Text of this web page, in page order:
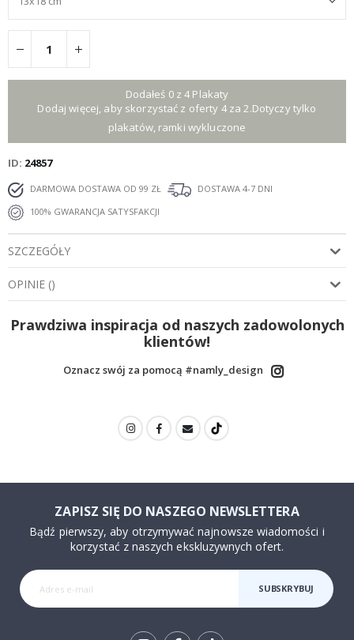
Dodałeś 0 z 4 Plakaty
Dodaj więcej, aby skorzystać z oferty 4 za 2.Dotyczy tylko
plakatów, ramki wykluczone
ID 24857
DARMOWA DOSTAWA OD 99 ZŁ
DOSTAWA 4-7 DNI
100% GWARANCJA SATYSFAKCJI
SZCZEGÓŁY
OPINIE ()
Prawdziwa inspiracja od naszych zadowolonych
klientów!
Oznacz swój za pomocą #namly_design
ZAPISZ SIĘ DO NASZEGO NEWSLETTERA
Bądź pierwszy, aby otrzymywać najnowsze wiadomości i
korzystać z naszych ekskluzywnych ofert.
SUBSKRYBUJ